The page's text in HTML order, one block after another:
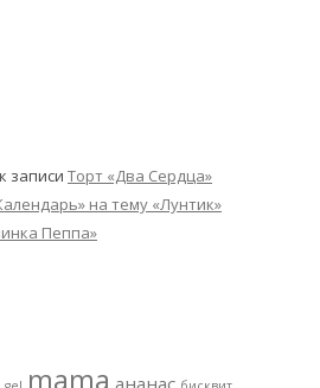
к записи Торт «Два Сердца»
на тему «Лунтик»
Пеппа»
mama ананас